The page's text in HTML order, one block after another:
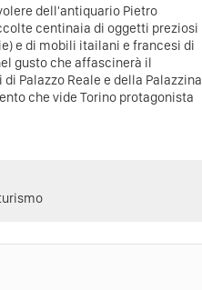
dell'antiquario Pietro
centinaia di oggetti preziosi
e di mobili itailani e francesi di
gusto che affascinerà il
Palazzo Reale e della Palazzina
che vide Torino protagonista